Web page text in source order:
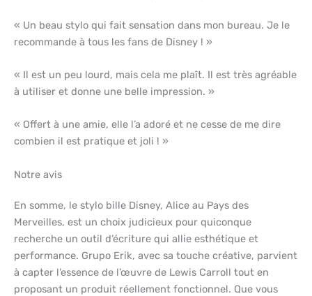
« Un beau stylo qui fait sensation dans mon bureau. Je le
recommande à tous les fans de Disney ! »
« Il est un peu lourd, mais cela me plaît. Il est très agréable
à utiliser et donne une belle impression. »
« Offert à une amie, elle l’a adoré et ne cesse de me dire
combien il est pratique et joli ! »
Notre avis
En somme, le stylo bille Disney, Alice au Pays des
Merveilles, est un choix judicieux pour quiconque
recherche un outil d’écriture qui allie esthétique et
performance. Grupo Erik, avec sa touche créative, parvient
à capter l’essence de l’œuvre de Lewis Carroll tout en
proposant un produit réellement fonctionnel. Que vous